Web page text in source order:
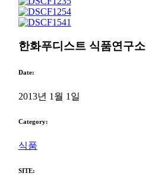
한화푸디스트 식품연구소
Date:
2013년 1월 1일
Category:
식품
SITE: